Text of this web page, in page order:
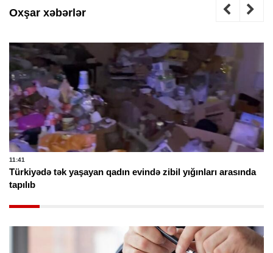
Oxşar xəbərlər
11:41
Türkiyədə tək yaşayan qadın evində zibil yığınları arasında
tapılıb